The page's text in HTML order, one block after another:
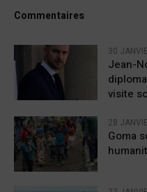
Commentaires
30
Jean-
visite
28
Goma